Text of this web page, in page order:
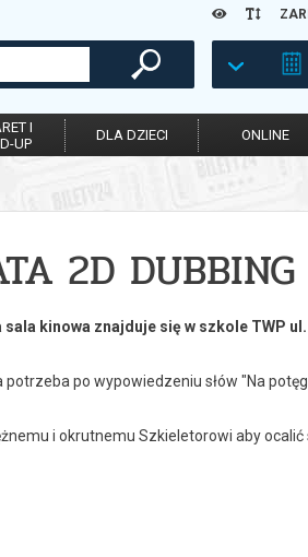
I
UP
DLA DZIECI ONLINE
2D DUBBING
kinowa znajduje się w szkole TWP
po wypowiedzeniu słów "Na
i okrutnemu Szkieletorowi aby